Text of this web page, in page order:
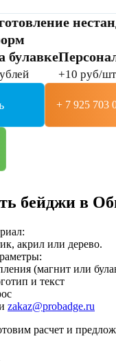
булавке
+10 руб/шт
+ 7 925 703
бейджи в
акрил или дерево.
(магнит или
и текст
zakaz@probadge.ru
расчет и